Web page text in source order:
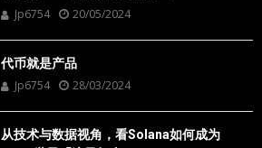
Jp6754 20/05/2024
代币就是产品
Jp6754 28/03/2024
从技术与数据视角，看Solana如何成为